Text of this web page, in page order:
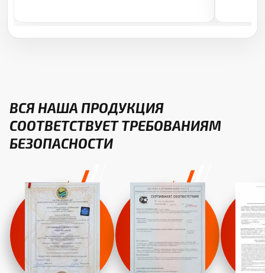
ВСЯ НАША ПРОДУКЦИЯ
СООТВЕТСТВУЕТ ТРЕБОВАНИЯМ
БЕЗОПАСНОСТИ